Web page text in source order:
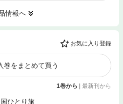
情報へ
お気に入り登録
巻をまとめて買う
1巻から 最新刊から
ひとり旅